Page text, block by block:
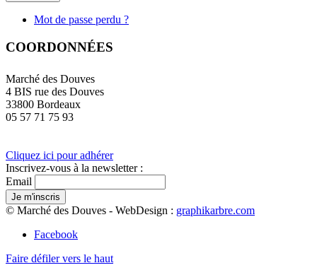
Mot de passe perdu ?
COORDONNÉES
Marché des Douves
4 BIS rue des Douves
33800 Bordeaux
05 57 71 75 93
Cliquez ici pour adhérer
Inscrivez-vous à la newsletter :
Email
© Marché des Douves - WebDesign : graphikarbre.com
Facebook
Faire défiler vers le haut